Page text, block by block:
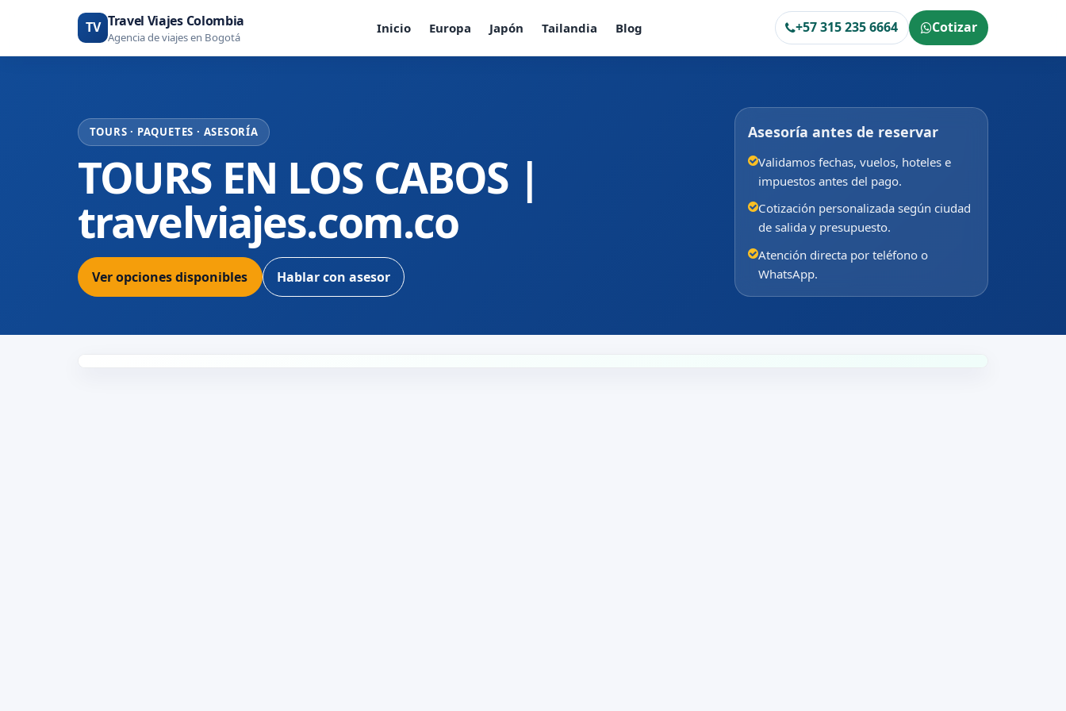
TV Travel Viajes Colombia
Agencia de viajes en Bogotá
Inicio Europa Japón Tailandia Blog +57 315 235 6664 Cotizar
TOURS · PAQUETES · ASESORÍA
TOURS EN LOS CABOS |
travelviajes.com.co
Ver opciones disponibles Hablar con asesor
Asesoría antes de reservar
Validamos fechas, vuelos, hoteles e
impuestos antes del pago.
Cotización personalizada según ciudad
de salida y presupuesto.
Atención directa por teléfono o
WhatsApp.